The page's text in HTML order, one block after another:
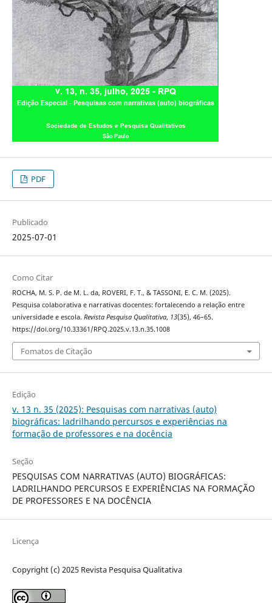
PDF
Publicado
2025-07-01
Como Citar
ROCHA, M. S. P. de M. L. da, ROVERI, F. T., & TASSONI, E. C. M. (2025).
Pesquisa colaborativa e narrativas docentes: fortalecendo a relação entre
universidade e escola. Revista Pesquisa Qualitativa, 13(35), 46–65.
https://doi.org/10.33361/RPQ.2025.v.13.n.35.1008
Fomatos de Citação
Edição
v. 13 n. 35 (2025): Pesquisas com narrativas (auto)
biográficas: ladrilhando percursos e experiências na
formação de professores e na docência
Seção
PESQUISAS COM NARRATIVAS (AUTO) BIOGRÁFICAS:
LADRILHANDO PERCURSOS E EXPERIÊNCIAS NA FORMAÇÃO
DE PROFESSORES E NA DOCÊNCIA
Licença
Copyright (c) 2025 Revista Pesquisa Qualitativa